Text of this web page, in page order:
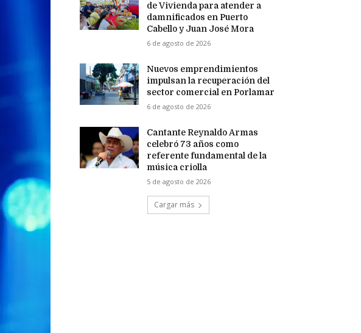
de Vivienda para atender a
damnificados en Puerto
Cabello y Juan José Mora
6 de agosto de 2026
Nuevos emprendimientos
impulsan la recuperación del
sector comercial en Porlamar
6 de agosto de 2026
Cantante Reynaldo Armas
celebró 73 años como
referente fundamental de la
música criolla
5 de agosto de 2026
Cargar más